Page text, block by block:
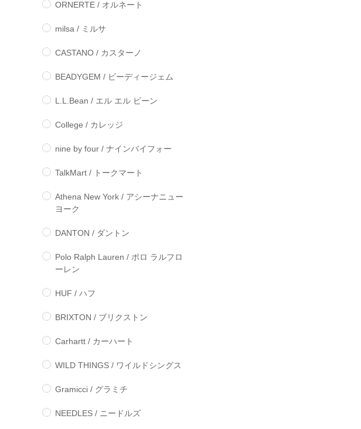
ORNERTE / オルネート
milsa / ミルサ
CASTANO / カスターノ
BEADYGEM / ビーディージェム
L.L.Bean / エル エル ビーン
College / カレッジ
nine by four / ナインバイフォー
TalkMart / トークマート
Athena New York / アシーナニュー
ヨーク
DANTON / ダントン
Polo Ralph Lauren / ポロ ラルフロ
ーレン
HUF / ハフ
BRIXTON / ブリクストン
Carhartt / カーハート
WILD THINGS / ワイルドシングス
Gramicci / グラミチ
NEEDLES / ニードルズ